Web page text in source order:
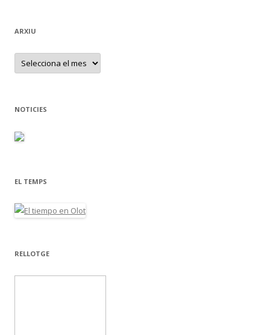
ARXIU
A
x
NOTICIES
EL TEMPS
RELLOTGE